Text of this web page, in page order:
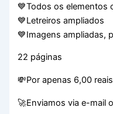
💙Todos os elementos
💙Letreiros ampliados
💙Imagens ampliadas,
22 páginas
💸Por apenas 6,00 reais
🚀Enviamos via e-mail